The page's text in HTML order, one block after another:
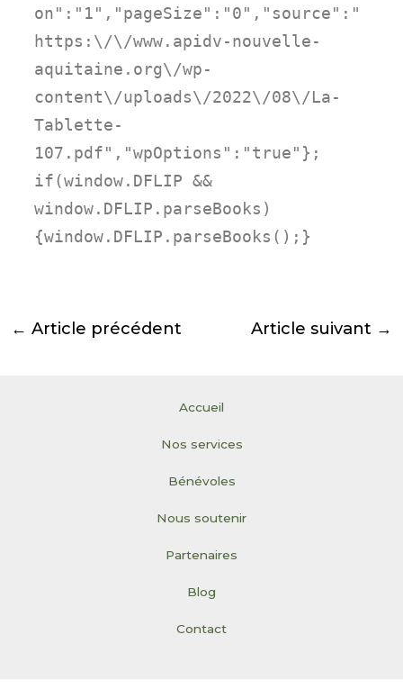
on":"1","pageSize":"0","source":"
https:\/\/www.apidv-nouvelle-
aquitaine.org\/wp-
content\/uploads\/2022\/08\/La-
Tablette-
107.pdf","wpOptions":"true"};
if(window.DFLIP &&
window.DFLIP.parseBooks)
{window.DFLIP.parseBooks();}
← Article précédent Article suivant →
Accueil
Nos services
Bénévoles
Nous soutenir
Partenaires
Blog
Contact